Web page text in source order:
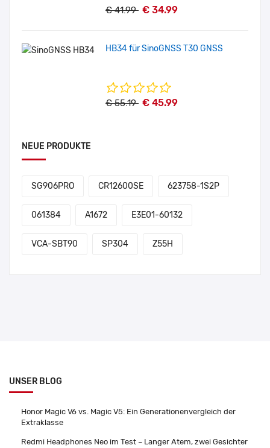
€ 41.99 € 34.99
HB34 für SinoGNSS T30 GNSS
€ 55.19 € 45.99
NEUE PRODUKTE
SG906PRO CR12600SE 623758-1S2P
061384 A1672 E3E01-60132
VCA-SBT90 SP304 Z55H
UNSER BLOG
Honor Magic V6 vs. Magic V5: Ein Generationenvergleich der
Extraklasse
Redmi Headphones Neo im Test – Langer Atem, zwei Gesichter